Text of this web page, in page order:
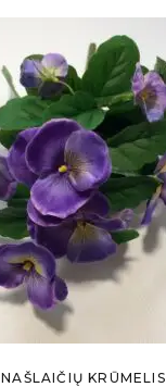
NAŠLAIČIŲ KRŪMELIS